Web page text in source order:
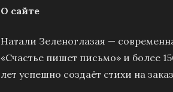
О сайте
Натали Зеленоглазая —
«Счастье пишет письмо» и более
лет успешно создаёт стихи на